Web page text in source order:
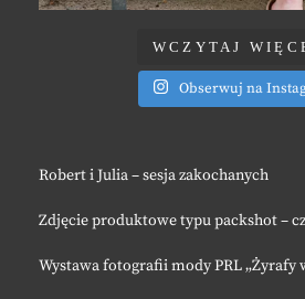
WCZYTAJ
Obserwuj na
Robert i Julia – sesja zakochanych
Zdjęcie produktowe typu packshot –
Wystawa fotografii mody PRL „Żyrafy